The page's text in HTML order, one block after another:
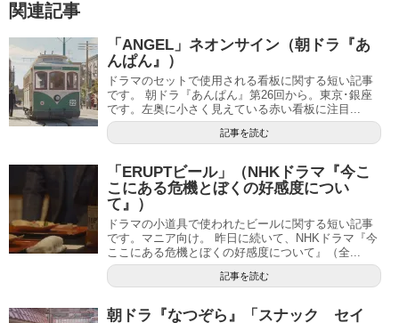
関連記事
「ANGEL」ネオンサイン（朝ドラ『あ
んぱん』）
ドラマのセットで使用される看板に関する短い記事
です。 朝ドラ『あんぱん』第26回から。東京･銀座
です。左奥に小さく見えている赤い看板に注目...
記事を読む
「ERUPTビール」（NHKドラマ『今こ
こにある危機とぼくの好感度につい
て』）
ドラマの小道具で使われたビールに関する短い記事
です。マニア向け。 昨日に続いて、NHKドラマ『今
ここにある危機とぼくの好感度について』（全...
記事を読む
朝ドラ『なつぞら』「スナック セイ